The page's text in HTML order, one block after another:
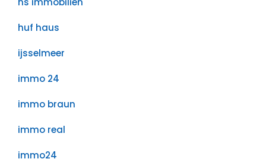
huf haus
ijsselmeer
immo 24
immo braun
immo real
immo24